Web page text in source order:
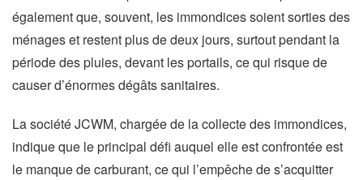
également que, souvent, les immondices soient sorties des
ménages et restent plus de deux jours, surtout pendant la
période des pluies, devant les portails, ce qui risque de
causer d’énormes dégâts sanitaires.
La société JCWM, chargée de la collecte des immondices,
indique que le principal défi auquel elle est confrontée est
le manque de carburant, ce qui l’empêche de s’acquitter